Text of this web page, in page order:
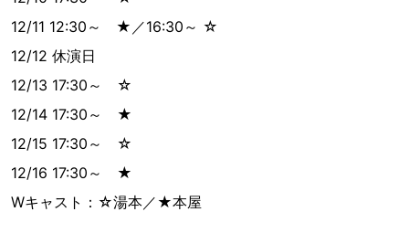
12/11 12:30～ ★／16:30～ ☆
12/12 休演日
12/13 17:30～ ☆
12/14 17:30～ ★
12/15 17:30～ ☆
12/16 17:30～ ★
Wキャスト：☆湯本／★本屋